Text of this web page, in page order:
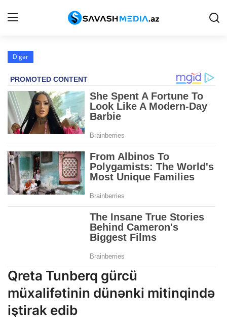
Reklam
Haqqımızda
Əlaqə
Peşə etikası
Siyasət
İdman
Kriminal
Digər
Qreta Tunberq gürcü
müxalifətinin dünənki mitinqində
iştirak edib